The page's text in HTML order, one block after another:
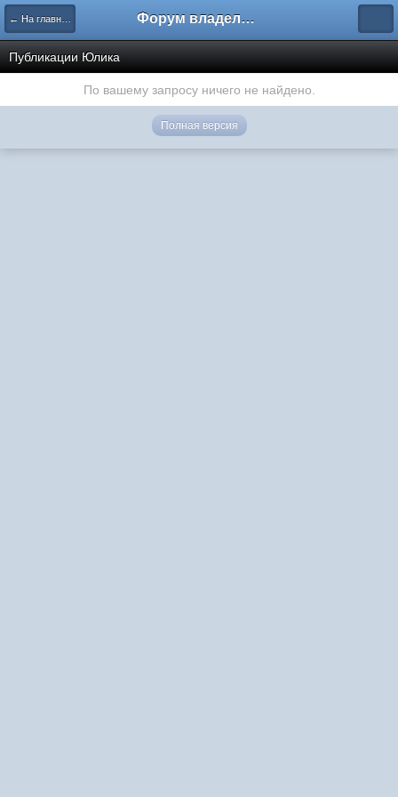
← На главную Форум владельцев интернет-магазинов
Публикации Юлика
По вашему запросу ничего не найдено.
Полная версия